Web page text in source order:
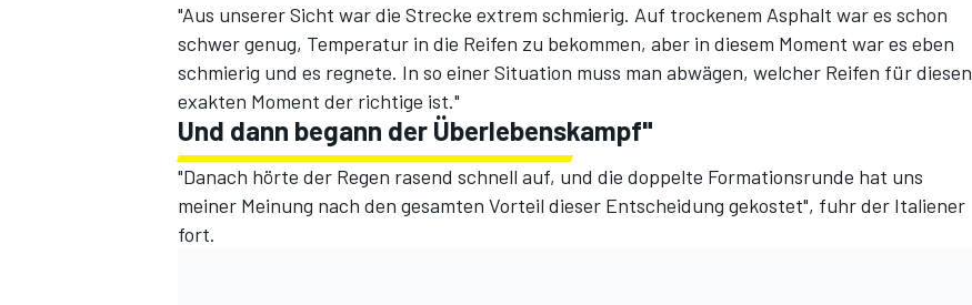
"Aus unserer Sicht war die Strecke extrem schmierig. Auf trockenem Asphalt war es schon
schwer genug, Temperatur in die Reifen zu bekommen, aber in diesem Moment war es eben
schmierig und es regnete. In so einer Situation muss man abwägen, welcher Reifen für diesen
exakten Moment der richtige ist."
Und dann begann der Überlebenskampf"
"Danach hörte der Regen rasend schnell auf, und die doppelte Formationsrunde hat uns
meiner Meinung nach den gesamten Vorteil dieser Entscheidung gekostet", fuhr der Italiener
fort.